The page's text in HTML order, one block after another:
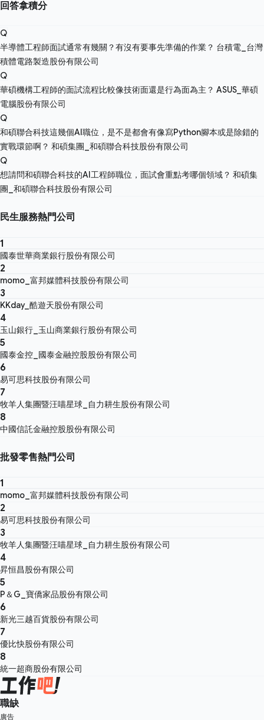
回答拿積分
Q
半導體工程師面試通常有幾關？有沒有要事先準備的作業？ 台積電_台灣
積體電路製造股份有限公司
Q
華碩機構工程師的面試流程比較像技術面還是行為面為主？ ASUS_華碩
電腦股份有限公司
Q
和碩聯合科技這幾個AI職位，是不是都會有像寫Python腳本或是除錯的
實戰環節啊？ 和碩集團_和碩聯合科技股份有限公司
Q
想請問和碩聯合科技的AI工程師職位，面試會重點考哪個領域？ 和碩集
團_和碩聯合科技股份有限公司
民生服務熱門公司
1
國泰世華商業銀行股份有限公司
2
momo_富邦媒體科技股份有限公司
3
KKday_酷遊天股份有限公司
4
玉山銀行_玉山商業銀行股份有限公司
5
國泰金控_國泰金融控股股份有限公司
6
易可思科技股份有限公司
7
牧羊人集團暨汪喵星球_自力耕生股份有限公司
8
中國信託金融控股股份有限公司
批發零售熱門公司
1
momo_富邦媒體科技股份有限公司
2
易可思科技股份有限公司
3
牧羊人集團暨汪喵星球_自力耕生股份有限公司
4
昇恒昌股份有限公司
5
P＆G_寶僑家品股份有限公司
6
新光三越百貨股份有限公司
7
優比快股份有限公司
8
統一超商股份有限公司
職缺
廣告